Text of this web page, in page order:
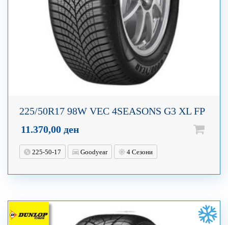
225/50R17 98W VEC 4SEASONS G3 XL FP
11.370,00 ден
225-50-17 Goodyear 4 Сезони